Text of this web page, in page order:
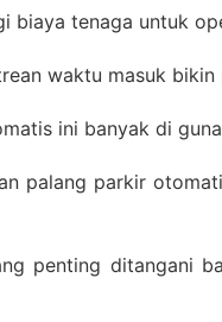
biaya tenaga untuk
waktu masuk bikin
ini banyak di
palang parkir
penting ditangani